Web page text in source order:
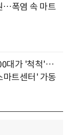
…폭염 속 마트
대가 '척척'…
마트센터' 가동